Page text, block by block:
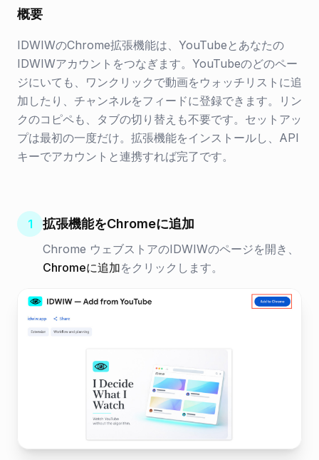
概要
IDWIWのChrome拡張機能は、YouTubeとあなたの
IDWIWアカウントをつなぎます。YouTubeのどのペー
ジにいても、ワンクリックで動画をウォッチリストに追
加したり、チャンネルをフィードに登録できます。リン
クのコピペも、タブの切り替えも不要です。セットアッ
プは最初の一度だけ。拡張機能をインストールし、API
キーでアカウントと連携すれば完了です。
1 拡張機能をChromeに追加
Chrome ウェブストアのIDWIWのページを開き、
Chromeに追加をクリックします。